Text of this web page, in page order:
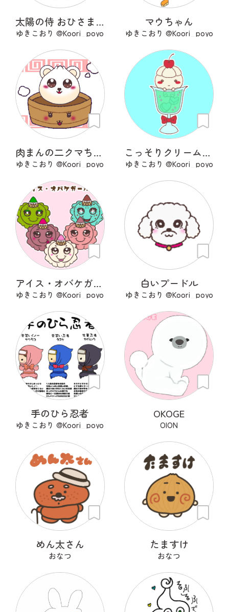
太陽の侍 おひさまくん
ゆきこおり @Koori_poyo
マウちゃん
ゆきこおり @Koori_poyo
肉まんの二クマちゃん＆せいろちゃん
ゆきこおり @Koori_poyo
こっそりクリームソーダ
ゆきこおり @Koori_poyo
アイス・オバケガールズ
ゆきこおり @Koori_poyo
白いプードル
ゆきこおり @Koori_poyo
手のひら忍者
ゆきこおり @Koori_poyo
OKOGE
OION
めん太さん
おなつ
たますけ
おなつ